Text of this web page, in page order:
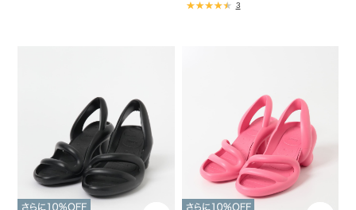
3